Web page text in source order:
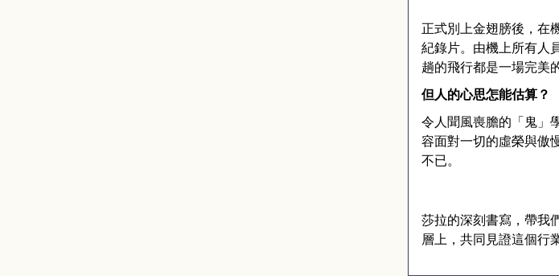
正式別上金翅膀後，在
紀錄片。由機上所有人
趟的飛行都是一場完美
但人的心思怎能估算？
令人聞風喪膽的「鬼」
容面對一切的虛榮與傲
不已。
莎拉的深刻書寫，帶我
層上，共同見證這個行